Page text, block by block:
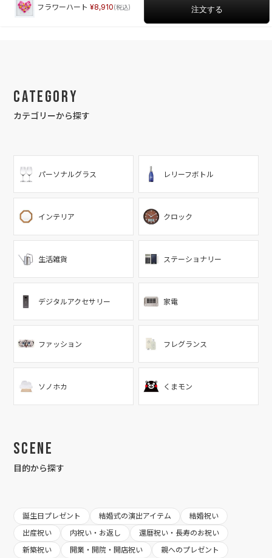
フラワーハート 8,910
Category
カテゴリーから探す
パーソナルグラス レリーフボトル
インテリア クロック
生活雑貨 ステーショナリー
デジタルアクセサリー 家電
ファッション フレグランス
ソノホカ くまモン
Scene
目的から探す
誕生日プレゼント 結婚式の演出アイテム
結婚祝い
出産祝い
内祝い・お返し
還暦祝い・長寿のお祝い
新築祝い
開業・開院・開店祝い
親へのプレゼント